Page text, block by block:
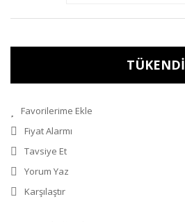
TÜKENDİ
Fiyat Alarmı
Tavsiye Et
Yorum Yaz
Karşılaştır